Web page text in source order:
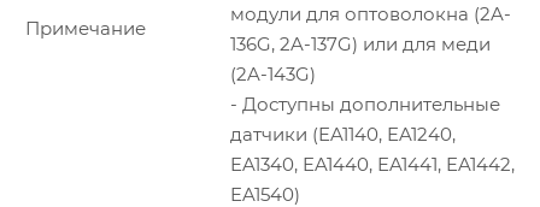
Примечание
модули для оптоволокна (2A-
136G, 2A-137G) или для меди
(2A-143G)
- Доступны дополнительные
датчики (EA1140, EA1240,
EA1340, EA1440, EA1441, EA1442,
EA1540)